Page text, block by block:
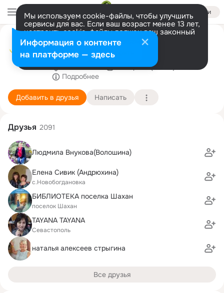
Войти
Мы используем cookie-файлы, чтобы улучшить
сервисы для вас. Если ваш возраст менее 13 лет,
настроить cookie-файлы должен ваш законный
представитель. Больше информации
Разрешить все Настроить
РИБС Библиотека 16 Инкерман
наш сайт: https://inkerman-bibl.ru/
Севастополь
19 апреля (77 лет)
Подробнее
Добавить в друзья Написать
Друзья 2091
Людмила Внукова(Волошина)
Елена Сивик (Андрюхина)
с.Новобогдановка
БИБЛИОТЕКА поселка Шахан
поселок Шахан
TAYANA TAYANA
Севастополь
наталья алексеев стрыгина
Все друзья
Информация о контенте
на платформе — здесь